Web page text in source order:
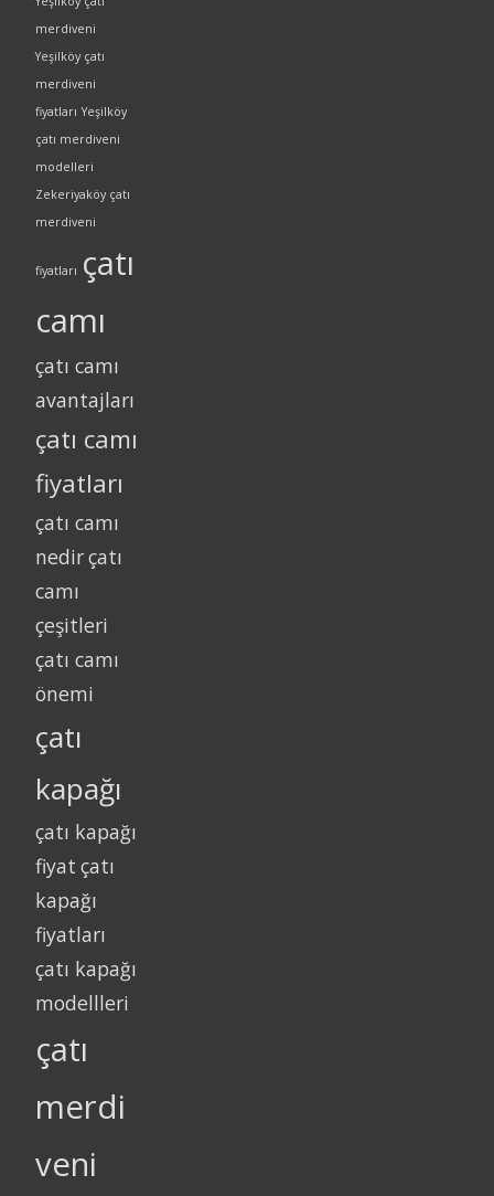
merdiveni
Yeşilköy çatı
merdiveni
fiyatları Yeşilköy
çatı merdiveni
modelleri
Zekeriyaköy çatı
merdiveni
fiyatları çatı
camı
çatı camı
avantajları
çatı camı
fiyatları
çatı camı
nedirçatı
camı
çeşitleri
çatı camı
önemi
çatı
kapağı
çatı kapağı
fiyat çatı
kapağı
fiyatları
çatı kapağı
modellleri
çatı
merdi
veni